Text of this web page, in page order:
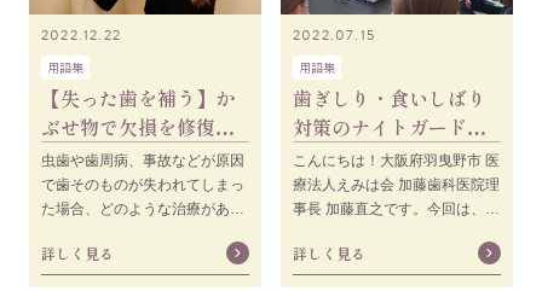
2022.12.22
用語集
【失った歯を補う】か
ぶせ物で欠損を修復で
きる！？ブリッジにつ
いてお話します！
虫歯や歯周病、事故などが原因
で歯そのものが失われてしまっ
た場合、どのような治療がある
失った歯を補う治療法「入れ
歯」「ブリッジ」「イ
詳しく見る
2022.07.15
用語集
歯ぎしり・食いしばり
対策のナイトガードに
ついて解説します！
こんにちは！大阪府羽曳野市 医
療法人えみは会 加藤歯科医院理
事長 加藤直之です。今回は、以
ドについて詳しくご説明しま
す。前回お伝え
詳しく見る